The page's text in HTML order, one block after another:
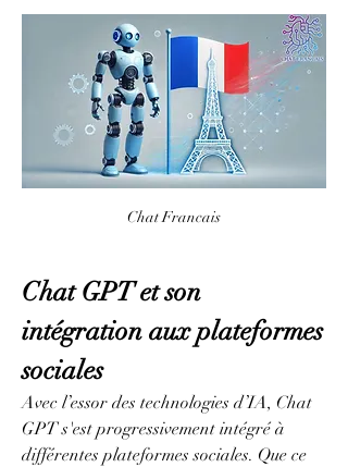
Chat Francais
Chat GPT et son
intégration aux plateformes
sociales
Avec l’essor des technologies d’IA, Chat
GPT s'est progressivement intégré à
différentes plateformes sociales. Que ce